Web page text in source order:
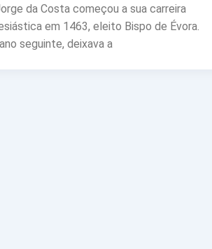
da Costa começou a sua carreira
em 1463, eleito Bispo de Évora.
seguinte, deixava a